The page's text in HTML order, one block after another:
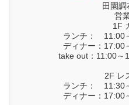
田園調
営
1F
ランチ： 11:00
ディナー：17:00
take out：11:00～
2F レ
ランチ： 11:30
ディナー：17:00